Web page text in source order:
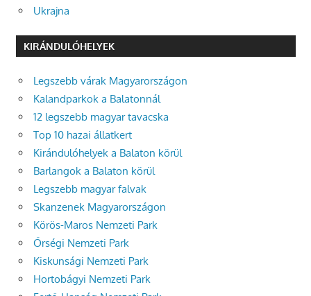
Ukrajna
KIRÁNDULÓHELYEK
Legszebb várak Magyarországon
Kalandparkok a Balatonnál
12 legszebb magyar tavacska
Top 10 hazai állatkert
Kirándulóhelyek a Balaton körül
Barlangok a Balaton körül
Legszebb magyar falvak
Skanzenek Magyarországon
Körös-Maros Nemzeti Park
Őrségi Nemzeti Park
Kiskunsági Nemzeti Park
Hortobágyi Nemzeti Park